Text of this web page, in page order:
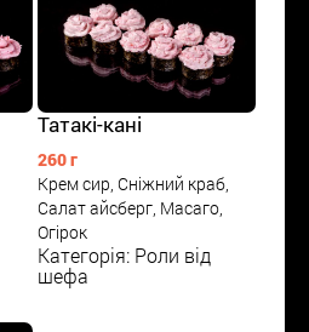
Татакі-кані
260 г
Крем сир, Сніжний краб,
Салат айсберг, Масаго,
Огірок
Категорія: Роли від
шефа